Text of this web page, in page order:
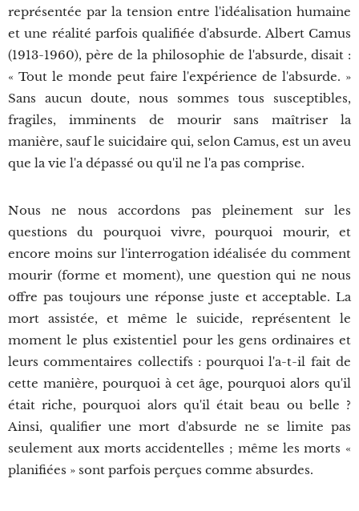
représentée par la tension entre l'idéalisation humaine
et une réalité parfois qualifiée d'absurde. Albert Camus
(1913-1960), père de la philosophie de l'absurde, disait :
« Tout le monde peut faire l'expérience de l'absurde. »
Sans aucun doute, nous sommes tous susceptibles,
fragiles, imminents de mourir sans maîtriser la
manière, sauf le suicidaire qui, selon Camus, est un aveu
que la vie l'a dépassé ou qu'il ne l'a pas comprise.
Nous ne nous accordons pas pleinement sur les
questions du pourquoi vivre, pourquoi mourir, et
encore moins sur l'interrogation idéalisée du comment
mourir (forme et moment), une question qui ne nous
offre pas toujours une réponse juste et acceptable. La
mort assistée, et même le suicide, représentent le
moment le plus existentiel pour les gens ordinaires et
leurs commentaires collectifs : pourquoi l'a-t-il fait de
cette manière, pourquoi à cet âge, pourquoi alors qu'il
était riche, pourquoi alors qu'il était beau ou belle ?
Ainsi, qualifier une mort d'absurde ne se limite pas
seulement aux morts accidentelles ; même les morts «
planifiées » sont parfois perçues comme absurdes.